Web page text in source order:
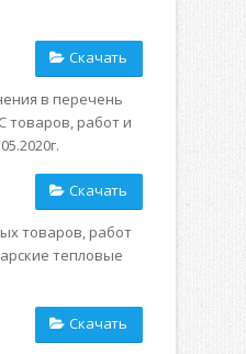
Скачать
в перечень
товаров, работ и
Скачать
товаров, работ
тепловые
Скачать